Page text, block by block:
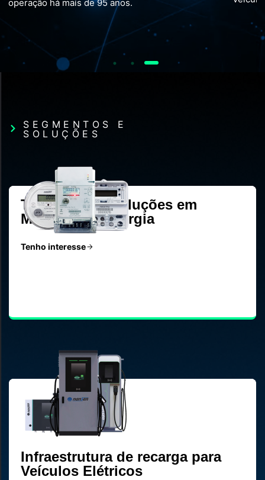
anos.
SEGMENTOS E
SOLUÇÕES
Tecnologia e soluções em
Medição de Energia
Tenho interesse
Infraestrutura de recarga para
Veículos Elétricos